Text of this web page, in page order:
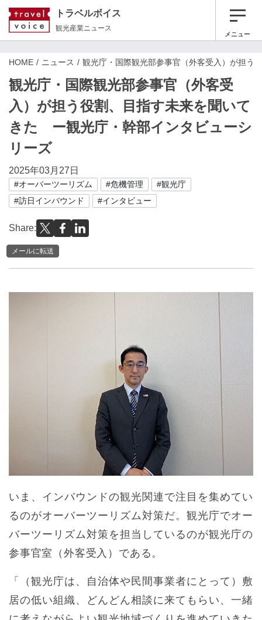
トラベルボイス
観光産業ニュース
メニュー
HOME ニュース 観光庁・国際観光部参事官（外客受入）が担
観光庁・国際観光部参事官（外客受
入）が担う役割、目指す未来を聞いて
きた ー観光庁・幹部インタビューシ
リーズ
2025年03月27日
#オーバーツーリズム #危機管理
#観光庁
#訪日インバウンド
#インタビュー
Share:
メールに転送
いま、インバウンドの観光関連で注目を集めてい
るのがオーバーツーリズム対策だ。観光庁でオー
バーツーリズム対策を担当しているのが観光庁の
参事官室（外客受入）である。
「（観光庁は、自治体や民間事業者にとって）敷
居の低い組織、どんどん相談に来てもらい、一緒